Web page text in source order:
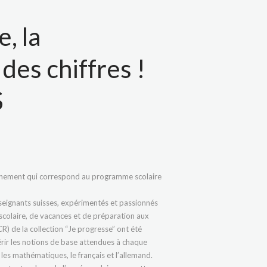
la
chiffres !
qui correspond au programme scolaire
suisses, expérimentés et passionnés
de vacances et de préparation aux
de la collection “Je progresse” ont été
les notions de base attendues à chaque
mathématiques, le français et l’allemand.